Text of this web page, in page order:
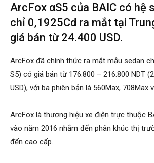
ArcFox αS5 của BAIC có hệ
chỉ 0,1925Cd ra mắt tại
giá bán từ 24.400 USD.
ArcFox đã chính thức ra mắt mẫu sedan
S5) có giá bán từ 176.800 – 216.800 NDT
USD), với ba phiên bản là 560Max, 708Max
ArcFox là thương hiệu xe điện trực thuộc
vào năm 2016 nhắm đến phân khúc thị
đến cao cấp.